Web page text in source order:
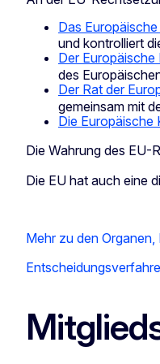
Das
und kontrolliert
Der Europäische
des
Der Rat der
gemeinsam mit
Die Europäische
Die Wahrung des EU-
Die EU hat auch eine
Mehr zu den